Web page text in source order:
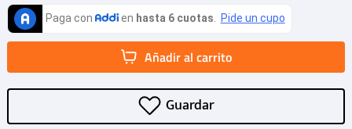
Añadir al carrito